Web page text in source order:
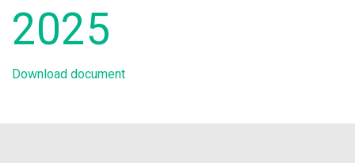
2025
Download document